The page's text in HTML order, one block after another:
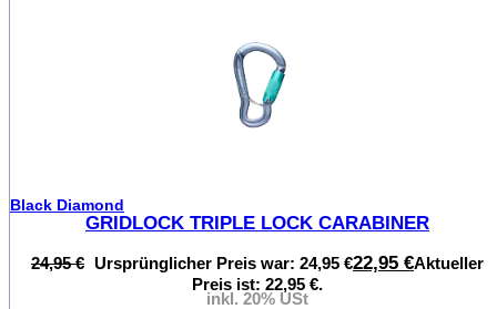
Black Diamond
GRIDLOCK TRIPLE LOCK CARABINER
24,95€ Ursprünglicher Preis war: 24,95 €22,95 €Aktueller
Preis ist: 22,95 €.
inkl. 20% USt